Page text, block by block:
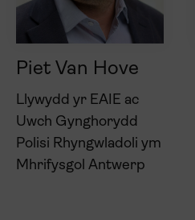
Piet Van Hove
Llywydd yr EAIE ac
Uwch Gynghorydd
Polisi Rhyngwladoli ym
Mhrifysgol Antwerp